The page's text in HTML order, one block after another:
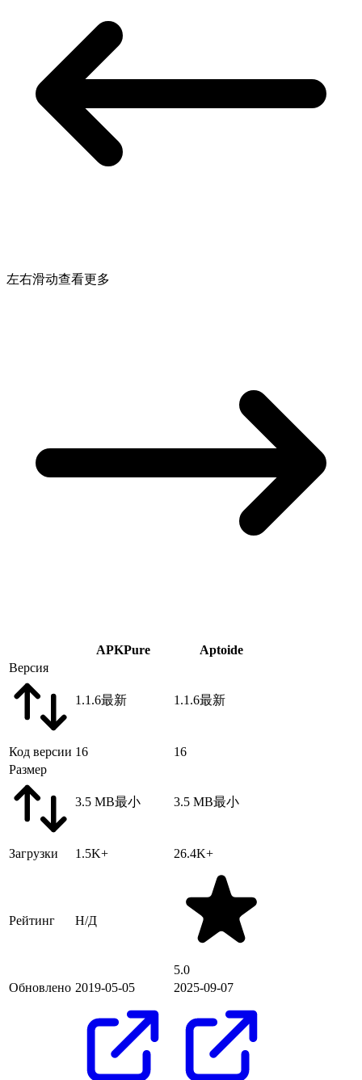
左右滑动查看更多
APKPure
Aptoide
Версия
1.1.6最新 1.1.6最新
Код версии 16
16
Размер
3.5 MB最小 3.5 MB最小
Загрузки 1.5K+ 26.4K+
Рейтинг Н/Д
5.0
Обновлено 2019-05-05 2025-09-07